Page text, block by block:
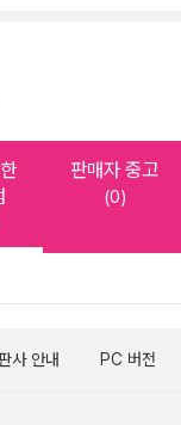
판매자 중고
(0)
사 안내 PC 버전